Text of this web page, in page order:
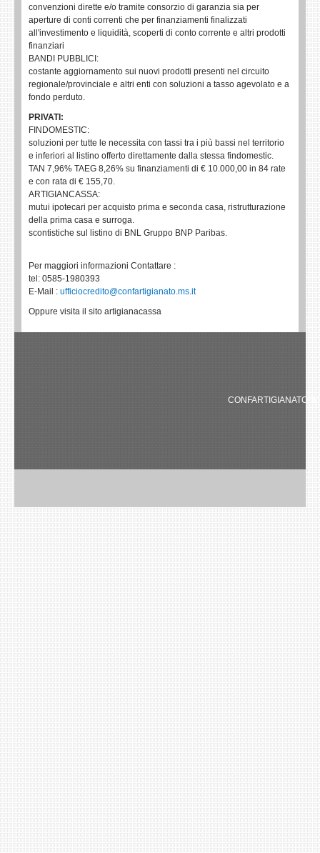
convenzioni dirette e/o tramite consorzio di garanzia sia per
aperture di conti correnti che per finanziamenti finalizzati
all'investimento e liquidità, scoperti di conto corrente e altri prodotti
finanziari
BANDI PUBBLICI:
costante aggiornamento sui nuovi prodotti presenti nel circuito
regionale/provinciale e altri enti con soluzioni a tasso agevolato e a
fondo perduto.
PRIVATI:
FINDOMESTIC:
soluzioni per tutte le necessita con tassi tra i più bassi nel territorio
e inferiori al listino offerto direttamente dalla stessa findomestic.
TAN 7,96% TAEG 8,26% su finanziamenti di € 10.000,00 in 84 rate
e con rata di € 155,70.
ARTIGIANCASSA:
mutui ipotecari per acquisto prima e seconda casa, ristrutturazione
della prima casa e surroga.
scontistiche sul listino di BNL Gruppo BNP Paribas.
Per maggiori informazioni Contattare :
tel: 0585-1980393
E-Mail :ufficiocredito@confartigianato.ms.it
Oppure visita il sito artigianacassa
CONFARTIGIANATO